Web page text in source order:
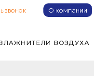
ЗВОНОК О компании
ВОЗДУХА